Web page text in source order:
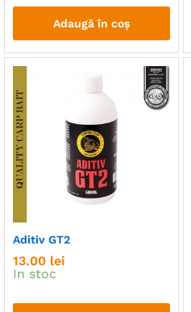
Adaugă în coș
Aditiv GT2
13.00 lei
In stoc